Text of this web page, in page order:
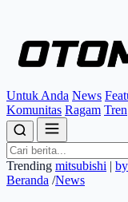
Untuk Anda News
Komunitas Ragam Tren
Trending mitsubishi |
Beranda /News